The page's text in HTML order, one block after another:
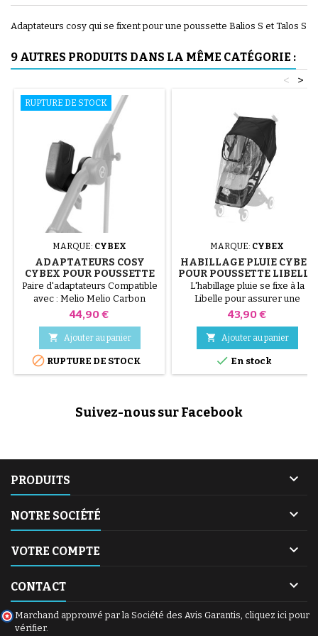
Adaptateurs cosy qui se fixent pour une poussette Balios S et Talos S
9 AUTRES PRODUITS DANS LA MÊME CATÉGORIE :
>
<
RUPTURE DE STOCK
MARQUE: CYBEX
ADAPTATEURS COSY
CYBEX POUR POUSSETTE
MELIO LINE
Paire d'adaptateurs Compatible
avec : Melio Melio Carbon
Melio Street Tous les sièges
Prix
44,90 €
 Ajouter au panier
 RUPTURE DE STOCK
MARQUE: CYBEX
HABILLAGE PLUIE CYBEX
POUR POUSSETTE LIBELLE
L'habillage pluie se fixe à la
Libelle pour assurer une
protection efficace contre le
Prix
43,90 €
 Ajouter au panier
 En stock
Suivez-nous sur Facebook
PRODUITS 
NOTRE SOCIÉTÉ 
VOTRE COMPTE 
CONTACT 
Marchand approuvé par la Société des Avis Garantis, cliquez ici pour
vérifier.